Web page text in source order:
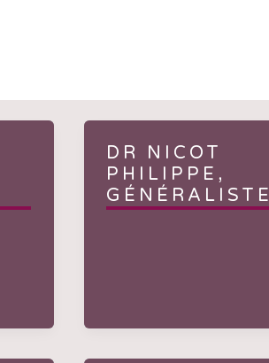
DR NICOT
PHILIPPE,
GÉNÉRALISTE